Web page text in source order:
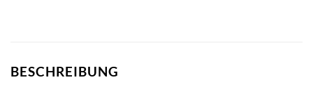
BESCHREIBUNG